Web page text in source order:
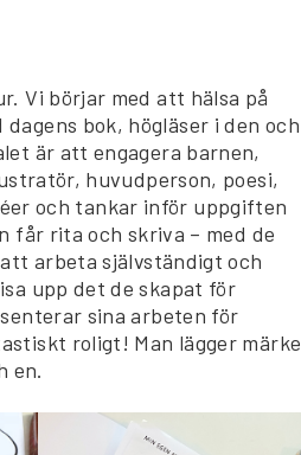
Vi börjar med att hälsa på
bok, högläser i den och
är att engagera barnen,
huvudperson, poesi,
och tankar inför uppgiften
får rita och skriva – med de
arbeta självständigt och
upp det de skapat för
sina arbeten för
roligt! Man lägger märke
en.